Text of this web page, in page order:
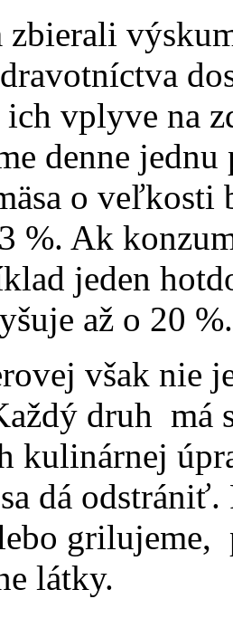
zbierali
ich vplyve na
denne jednu
o
%. Ak
jeden
až o 20
však nie
druh má
kulinárnej
dá
látky.